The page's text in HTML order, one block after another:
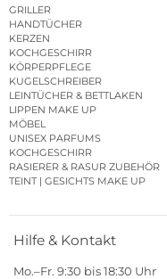
GRILLER
HANDTÜCHER
KERZEN
KOCHGESCHIRR
KÖRPERPFLEGE
KUGELSCHREIBER
LEINTÜCHER & BETTLAKEN
LIPPEN MAKE UP
MÖBEL
UNISEX PARFUMS
KOCHGESCHIRR
RASIERER & RASUR ZUBEHÖR
TEINT | GESICHTS MAKE UP
Hilfe & Kontakt
Mo.–Fr. 9:30 bis 18:30 Uhr